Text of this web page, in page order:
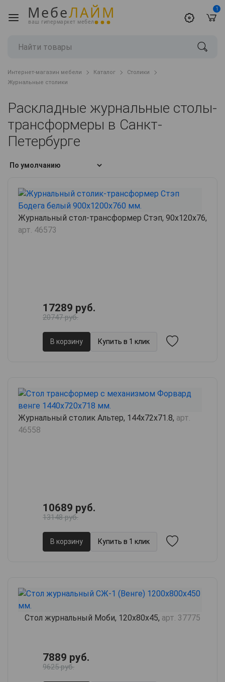
МебеЛАЙМ
ваш гипермаркет мебели
1
Интернет-магазин мебели Каталог
Столики
Журнальные столики
Раскладные журнальные столы-
трансформеры в Санкт-
Петербурге
Журнальный стол-трансформер Стэп, 90х120х76,
арт. 46573
17289 руб.
20747 руб.
В корзину Купить в 1 клик
Журнальный столик Альтер, 144х72х71.8, арт.
46558
10689 руб.
13148 руб.
В корзину Купить в 1 клик
Стол журнальный Моби, 120х80х45, арт. 37775
7889 руб.
9625 руб.